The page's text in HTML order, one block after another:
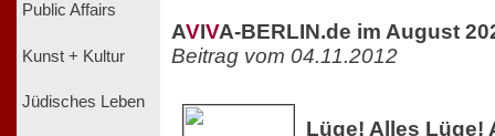
Public Affairs
Kunst + Kultur
Jüdisches Leben
AVIVA-BERLIN.de im August
Beitrag vom 04.11.2012
Lüge! Alles Lüge!